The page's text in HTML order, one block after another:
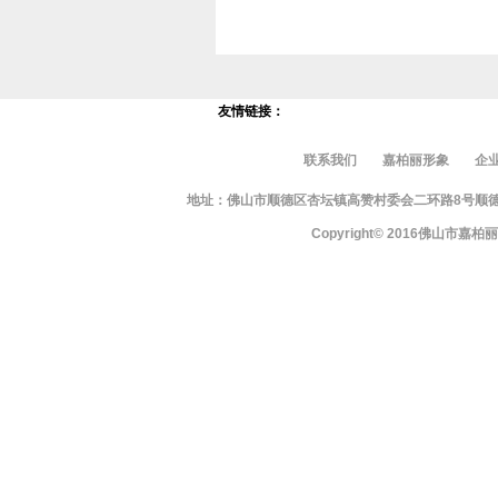
友情链接：
联系我们 嘉柏丽形象 企
地址：佛山市顺德区杏坛镇高赞村委会二环路8号
Copyright© 2016佛山市嘉柏